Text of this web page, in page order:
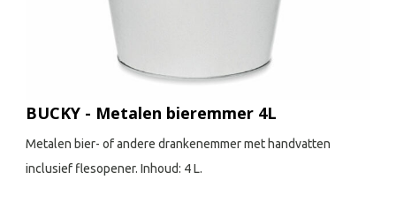
BUCKY - Metalen bieremmer 4L
Metalen bier- of andere drankenemmer met handvatten
inclusief flesopener. Inhoud: 4 L.